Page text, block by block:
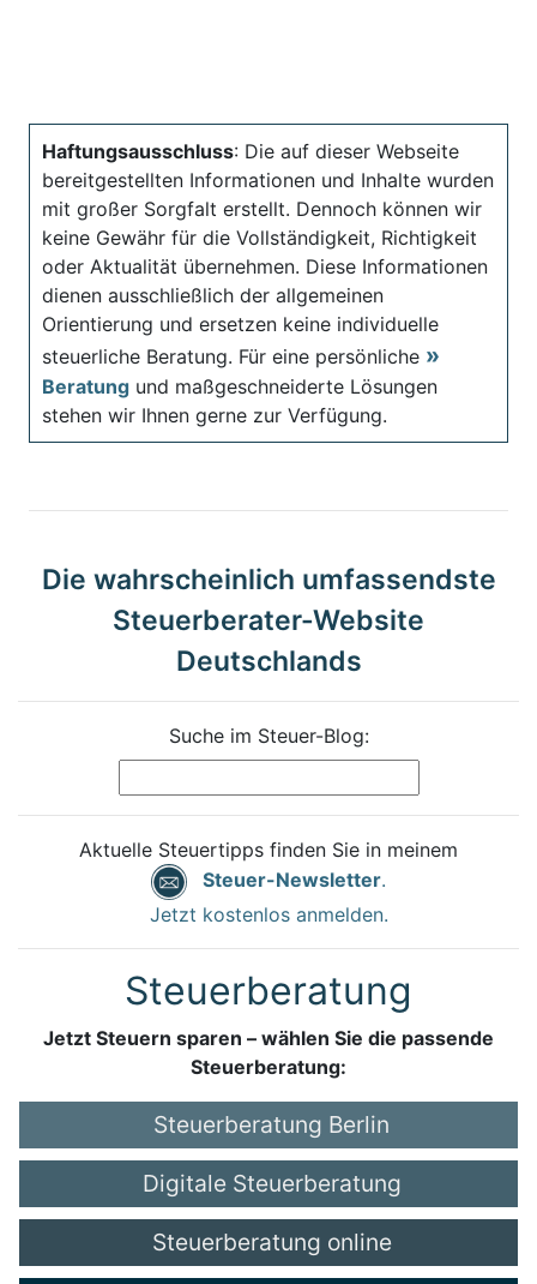
Haftungsausschluss: Die auf dieser Webseite
bereitgestellten Informationen und Inhalte wurden
mit großer Sorgfalt erstellt. Dennoch können wir
keine Gewähr für die Vollständigkeit, Richtigkeit
oder Aktualität übernehmen. Diese Informationen
dienen ausschließlich der allgemeinen
Orientierung und ersetzen keine individuelle
steuerliche Beratung. Für eine persönliche
Beratung und maßgeschneiderte Lösungen
stehen wir Ihnen gerne zur Verfügung.
Die wahrscheinlich umfassendste
Steuerberater-Website
Deutschlands
Suche im Steuer-Blog:
Aktuelle Steuertipps finden Sie in meinem
Steuer-Newsletter.
Jetzt kostenlos anmelden.
Steuerberatung
Jetzt Steuern sparen – wählen Sie die passende
Steuerberatung:
Steuerberatung Berlin
Digitale Steuerberatung
Steuerberatung online